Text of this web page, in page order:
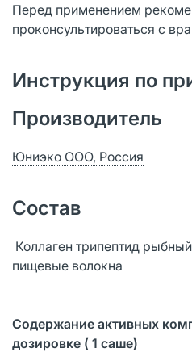
Перед применением
проконсультироваться с
Инструкция по
Производитель
Юниэко ООО, Россия
Состав
Коллаген трипептид
пищевые волокна
Содержание активных
дозировке ( 1 саше)